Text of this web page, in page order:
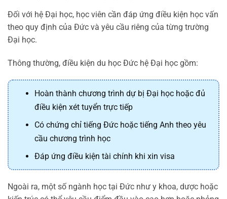
Đối với hệ Đại học, học viên cần đáp ứng điều kiện học vấn
theo quy định của Đức và yêu cầu riêng của từng trường
Đại học.
Thông thường, điều kiện du học Đức hệ Đại học gồm:
Hoàn thành chương trình dự bị Đại học hoặc đủ
điều kiện xét tuyển trực tiếp
Có chứng chỉ tiếng Đức hoặc tiếng Anh theo yêu
cầu chương trình học
Đáp ứng điều kiện tài chính khi xin visa
Ngoài ra, một số ngành học tại Đức như y khoa, dược hoặc